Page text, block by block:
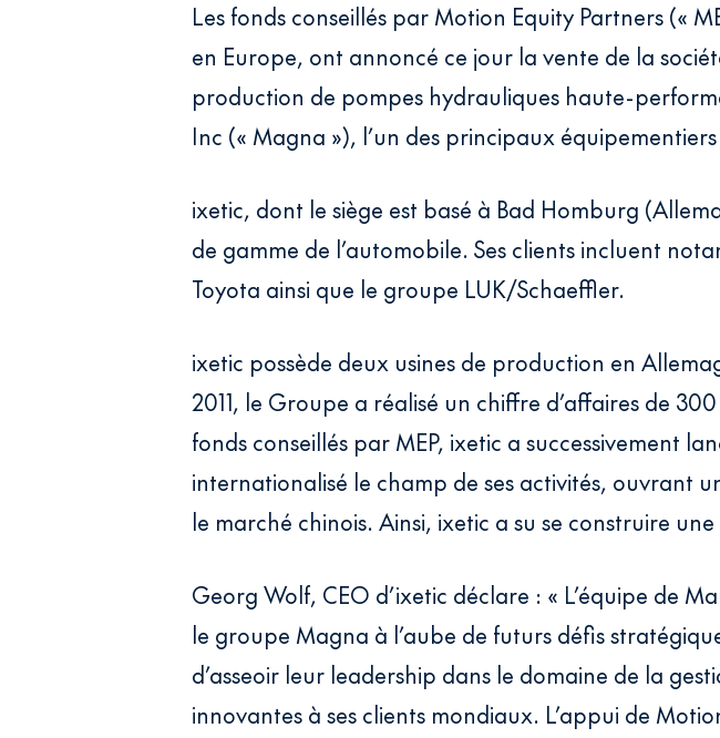
Les fonds conseillés par Motion Equity Partners («
en Europe, ont annoncé ce jour la vente de la
production de pompes hydrauliques haute-
Inc (« Magna »), l’un des principaux
ixetic, dont le siège est basé à Bad Homburg
de gamme de l’automobile. Ses clients incluent
Toyota ainsi que le groupe LUK/Schaeffler.
ixetic possède deux usines de production en
2011, le Groupe a réalisé un chiffre d’affaires de
fonds conseillés par MEP, ixetic a successivement
internationalisé le champ de ses activités, ouvrant
le marché chinois. Ainsi, ixetic a su se construire
Georg Wolf, CEO d’ixetic déclare : « L’équipe de
le groupe Magna à l’aube de futurs défis
d’asseoir leur leadership dans le domaine de la
innovantes à ses clients mondiaux. L’appui de